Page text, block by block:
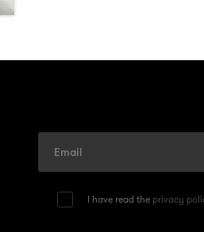
I have read the privacy